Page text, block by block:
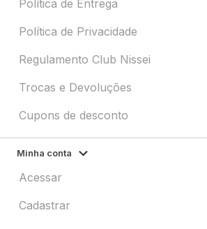
Política de Entrega
Política de Privacidade
Regulamento Club Nissei
Trocas e Devoluções
Cupons de desconto
Minha conta
Acessar
Cadastrar